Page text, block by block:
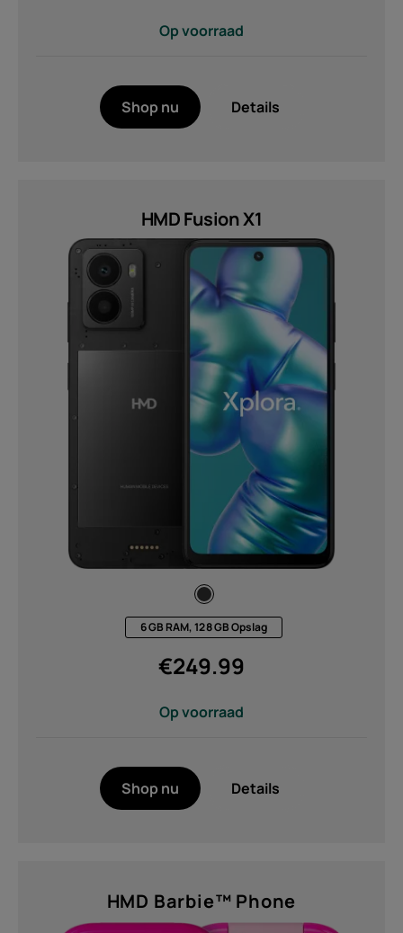
Zelfreparatie
Netherlands
Op voorraad
Shop nu Details
HMD Fusion X1
6 GB RAM, 128 GB Opslag
€249.99
Op voorraad
Shop nu Details
HMD Barbie™ Phone